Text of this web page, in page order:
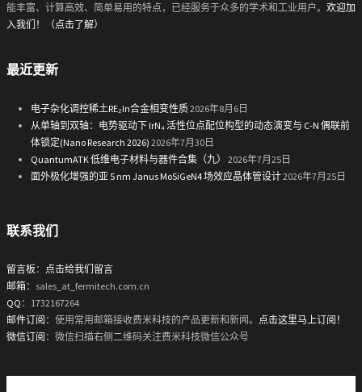
能丰富、计算高效、简单易用的特点，已经服务于众多的学术和工业用户。 欢迎加
入我们！（点击了解）
最近更新
电子杂化调控稀土RE₂In合金相变性质2026年8月6日
从单轴到双轴：电势驱动下 IrN₄ 活性位点配位构型的动态演变与 C-N 偶联前
体锁定(Nano Research 2026) 2026年7月30日
QuantumATK 低维电子材料与器件合集（九）
2026年7月25日
面外极化增强的亚 5 nm Janus MoSiGeN4 场效应晶体管设计2026年7月25日
联系我们
留言板 ： 点击给我们留言
邮箱：sales_at_fermitech.com.cn
QQ ：1732167264
邮件订阅 ：使用常用邮箱接收费米科技的产品更新和新闻。 点击这里马上订阅！
微信订阅 ：微信扫描右侧二维码关注费米科技微信公众号